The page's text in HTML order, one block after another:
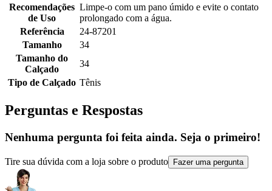
Recomendações
de Uso
Limpe-o com um pano úmido e evite o contato
prolongado com a água.
Referência
24-87201
Tamanho
34
Tamanho do
Calçado
34
Tipo de Calçado Tênis
Perguntas e Respostas
Nenhuma pergunta foi feita ainda. Seja o primeiro!
Tire sua dúvida com a loja sobre o produto Fazer uma pergunta